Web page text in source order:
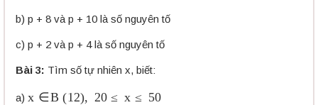
b) p + 8 và p + 10 là số nguyên tố
c) p + 2 và p + 4 là số nguyên tố
Bài 3: Tìm số tự nhiên x, biết:
a) ∈B( 12 ),20 ≤x